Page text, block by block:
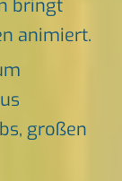
bringt
animiert.
großen